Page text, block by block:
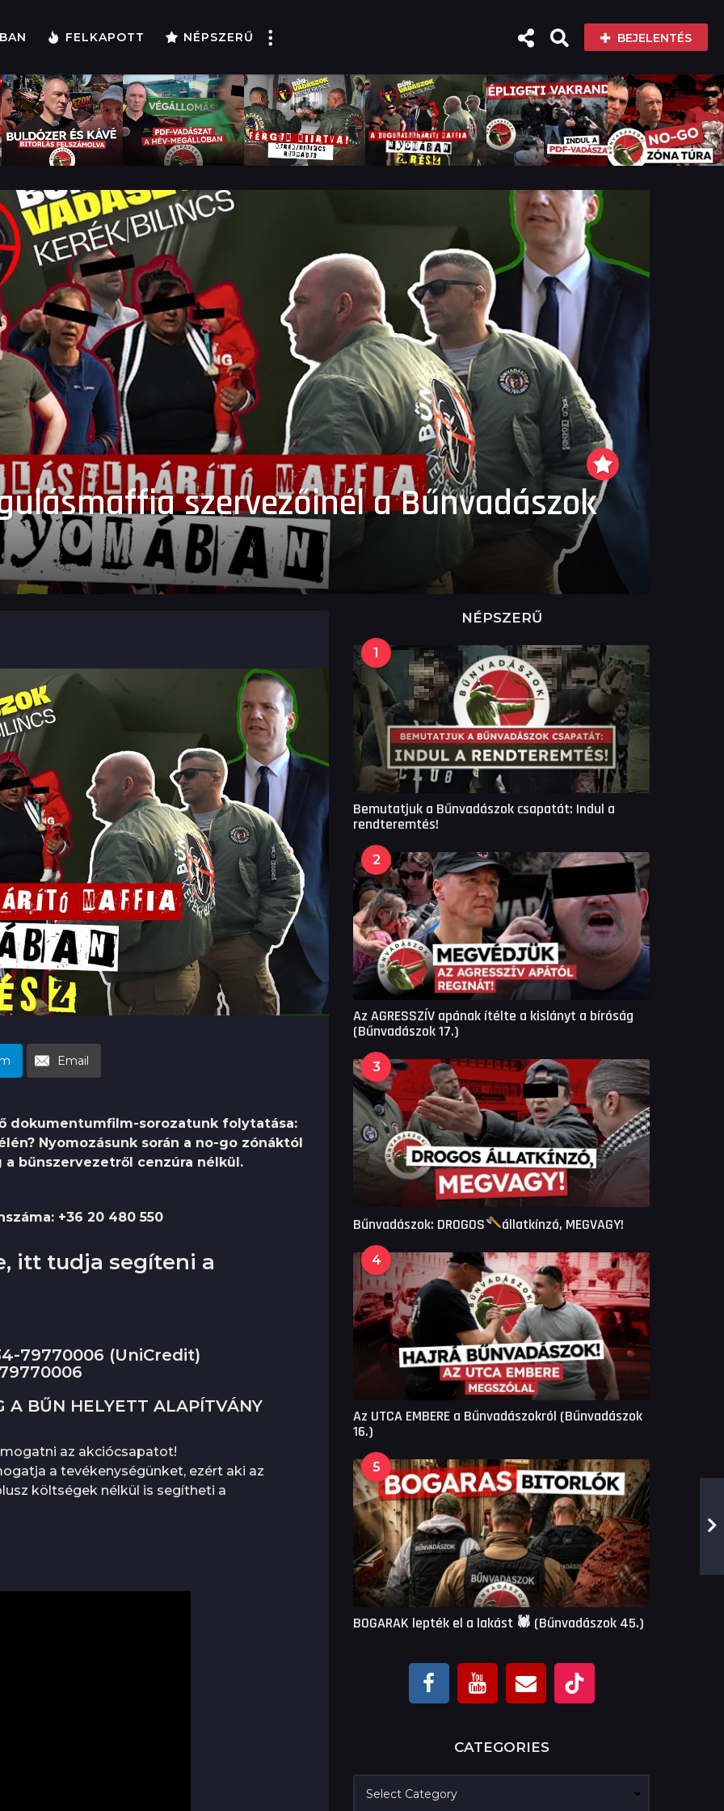
FELKAPOTT NÉPSZERŰ BEJELENTÉS
szervezőinél a Bűnvadászok
Email
dokumentumfilm-sorozatunk folytatása:
Nyomozásunk során a no-go zónáktól
bűnszervezetről cenzúra nélkül.
+36 20 480 550
itt tudja segíteni a
79770006 (UniCredit)
BŰN HELYETT ALAPÍTVÁNY
az akciócsapatot!
a tevékenységünket, ezért aki az
költségek nélkül is segítheti a
NÉPSZERŰ
1
Bemutatjuk a Bűnvadászok csapatát: Indul a
rendteremtés!
2
Az AGRESSZÍV apának ítélte a kislányt a bíróság
(Bűnvadászok 17.)
3
Bűnvadászok: DROGOS állatkínzó, MEGVAGY!
4
Az UTCA EMBERE a Bűnvadászokról (Bűnvadászok
16.)
5
BOGARAK lepték el a lakást 🕷 (Bűnvadászok 45.)
CATEGORIES